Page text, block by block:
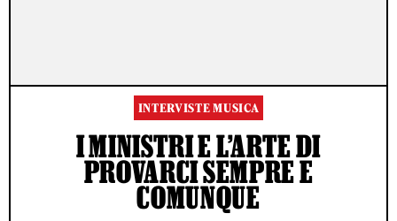
INTERVISTE MUSICA
I MINISTRI E L’ARTE DI
PROVARCI SEMPRE E
COMUNQUE